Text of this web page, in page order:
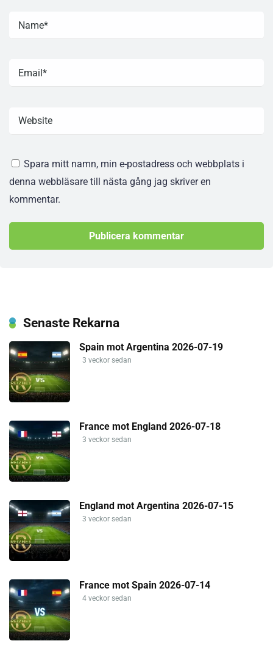
Spara mitt namn, min e-postadress och webbplats i
denna webbläsare till nästa gång jag skriver en
kommentar.
Senaste Rekarna
Spain mot Argentina 2026-07-19
3 veckor sedan
France mot England 2026-07-18
3 veckor sedan
England mot Argentina 2026-07-15
3 veckor sedan
France mot Spain 2026-07-14
4 veckor sedan